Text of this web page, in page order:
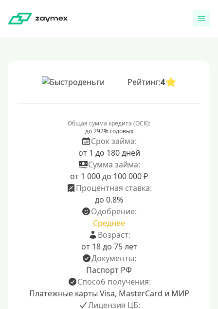
Рейтинг:4
Общая сумма кредита (ОСК):
до 292% годовых
Срок займа:
от 1 до 180 дней
Сумма займа:
от 1 000 до 100 000 ₽
Процентная ставка:
до 0.8%
Одобрение:
Среднее
Возраст:
от 18 до 75 лет
Документы:
Паспорт РФ
Способ получения:
Платежные карты Visa, MasterCard и МИР
Лицензия ЦБ: